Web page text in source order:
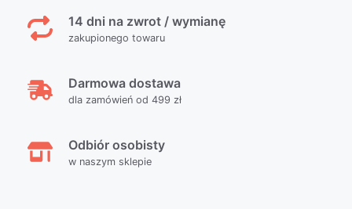
14 dni na zwrot / wymianę
zakupionego towaru
Darmowa dostawa
dla zamówień od 499 zł
Odbiór osobisty
w naszym sklepie